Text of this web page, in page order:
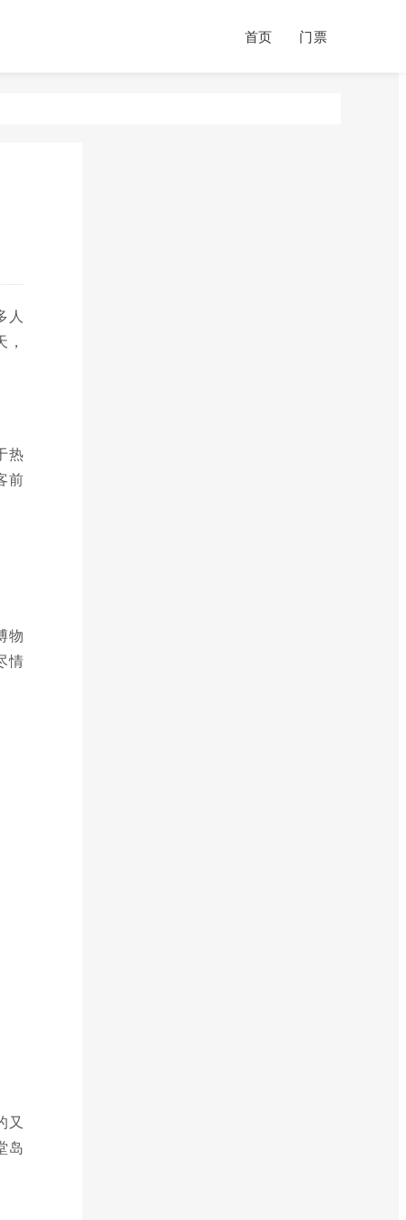
首页 门票
人
热
前
物
情
又
岛